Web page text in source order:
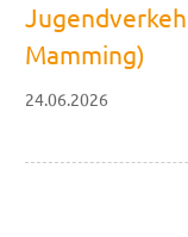
Mamming)
24.06.2026